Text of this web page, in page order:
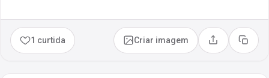
1 curtida Criar imagem Compartilhar
Copiar